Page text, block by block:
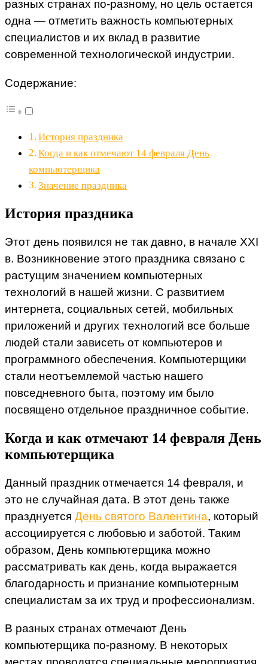
разных странах по-разному, но цель остается
одна — отметить важность компьютерных
специалистов и их вклад в развитие
современной технологической индустрии.
Содержание:
История праздника
Когда и как отмечают 14 февраля День
компьютерщика
Значение праздника
История праздника
Этот день появился не так давно, в начале XXI
в. Возникновение этого праздника связано с
растущим значением компьютерных
технологий в нашей жизни. С развитием
интернета, социальных сетей, мобильных
приложений и других технологий все больше
людей стали зависеть от компьютеров и
программного обеспечения. Компьютерщики
стали неотъемлемой частью нашего
повседневного быта, поэтому им было
посвящено отдельное праздничное событие.
Когда и как отмечают 14 февраля День
компьютерщика
Данный праздник отмечается 14 февраля, и
это не случайная дата. В этот день также
празднуется День святого Валентина, который
ассоциируется с любовью и заботой. Таким
образом, День компьютерщика можно
рассматривать как день, когда выражается
благодарность и признание компьютерным
специалистам за их труд и профессионализм.
В разных странах отмечают День
компьютерщика по-разному. В некоторых